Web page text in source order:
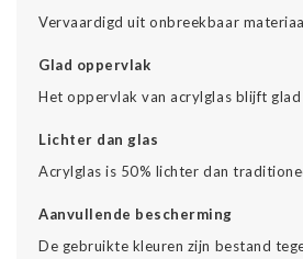
Vervaardigd uit onbreekbaar
Glad oppervlak
Het oppervlak van acrylglas blijft
Lichter dan glas
Acrylglas is 50% lichter dan
Aanvullende bescherming
De gebruikte kleuren zijn bestand